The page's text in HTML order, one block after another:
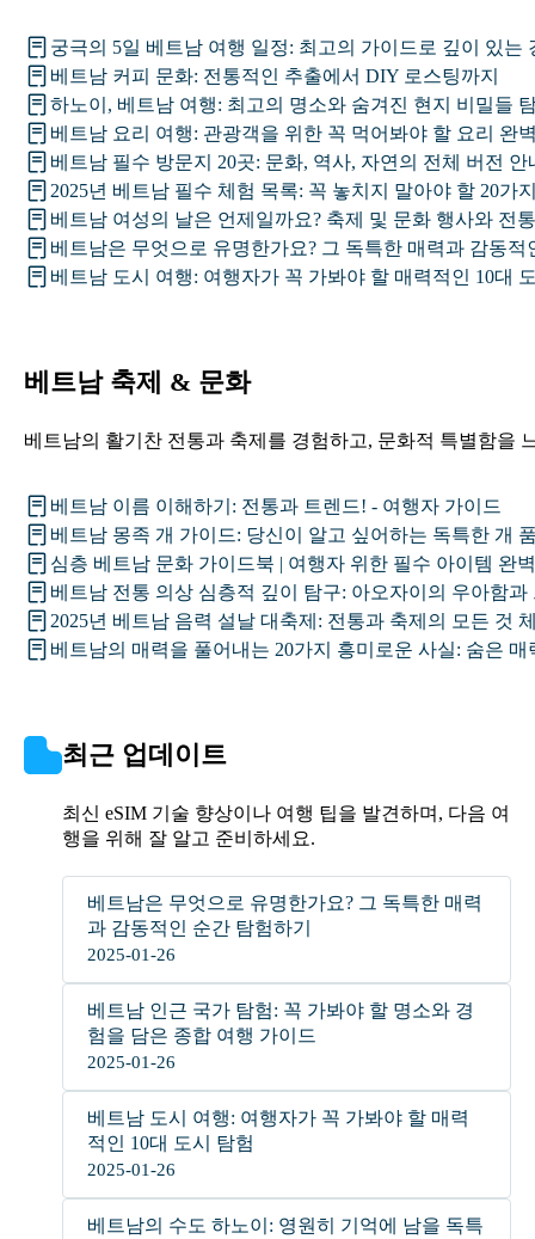
궁극의 5일 베트남 여행 일정: 최고의 가이드로 깊이 있는
베트남 커피 문화: 전통적인 추출에서 DIY 로스팅까지
하노이, 베트남 여행: 최고의 명소와 숨겨진 현지 비밀들
베트남 요리 여행: 관광객을 위한 꼭 먹어봐야 할 요리 완
베트남 필수 방문지 20곳: 문화, 역사, 자연의 전체 버전 안
2025년 베트남 필수 체험 목록: 꼭 놓치지 말아야 할 20가
베트남 여성의 날은 언제일까요? 축제 및 문화 행사와 전
베트남은 무엇으로 유명한가요? 그 독특한 매력과 감동적
베트남 도시 여행: 여행자가 꼭 가봐야 할 매력적인 10대
베트남 축제 & 문화
베트남의 활기찬 전통과 축제를 경험하고, 문화적 특별함을
베트남 이름 이해하기: 전통과 트렌드! - 여행자 가이드
베트남 몽족 개 가이드: 당신이 알고 싶어하는 독특한 개
심층 베트남 문화 가이드북 | 여행자 위한 필수 아이템 완
베트남 전통 의상 심층적 깊이 탐구: 아오자이의 우아함과
2025년 베트남 음력 설날 대축제: 전통과 축제의 모든 것
베트남의 매력을 풀어내는 20가지 흥미로운 사실: 숨은
최근 업데이트
최신 eSIM 기술 향상이나 여행 팁을 발견하며, 다음 여
행을 위해 잘 알고 준비하세요.
베트남은 무엇으로 유명한가요? 그 독특한 매력
과 감동적인 순간 탐험하기
2025-01-26
베트남 인근 국가 탐험: 꼭 가봐야 할 명소와 경
험을 담은 종합 여행 가이드
2025-01-26
베트남 도시 여행: 여행자가 꼭 가봐야 할 매력
적인 10대 도시 탐험
2025-01-26
베트남의 수도 하노이: 영원히 기억에 남을 독특